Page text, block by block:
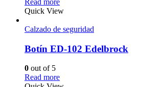
Read more
Quick View
Calzado de seguridad
Botín ED-102 Edelbrock
0 out of 5
Read more